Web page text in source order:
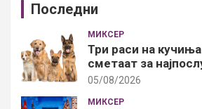
Последни
МИКСЕР
Три раси на
сметаат за
05/08/2026
МИКСЕР